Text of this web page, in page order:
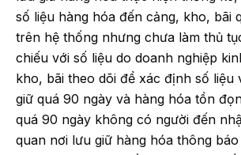
số liệu hàng hóa đến cảng, kho, bãi
trên hệ thống nhưng chưa làm thủ
chiếu với số liệu do doanh nghiệp
kho, bãi theo dõi để xác định số liệu
giữ quá 90 ngày và hàng hóa tồn
quá 90 ngày không có người đến
quan nơi lưu giữ hàng hóa thông